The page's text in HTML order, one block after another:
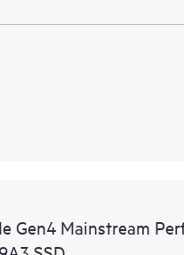
Gen4 Mainstream